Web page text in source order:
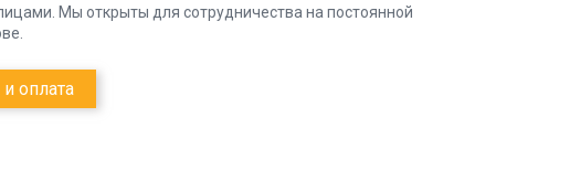
Мы открыты для сотрудничества на постоянной
оплата